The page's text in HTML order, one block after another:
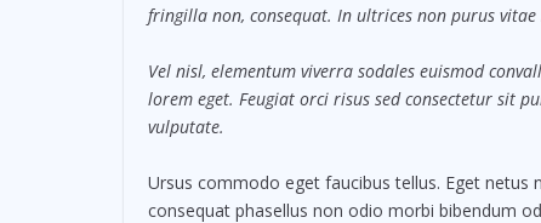
fringilla non, consequat. In ultrices non purus vitae
Vel nisl, elementum viverra sodales euismod
lorem eget. Feugiat orci risus sed consectetur sit
vulputate.
Ursus commodo eget faucibus tellus. Eget
consequat phasellus non odio morbi bibendum